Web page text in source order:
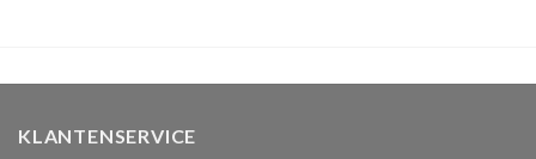
KLANTENSERVICE